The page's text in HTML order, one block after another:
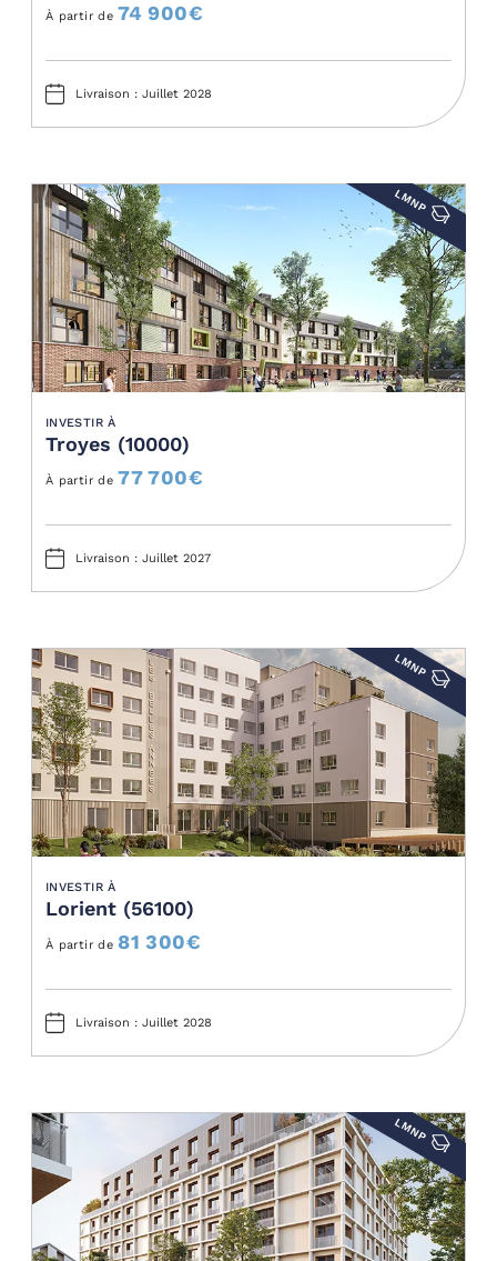
À partir de 74 900€
Livraison : Juillet 2028
LMNP
INVESTIR À
Troyes (10000)
À partir de 77 700€
Livraison : Juillet 2027
LMNP
INVESTIR À
Lorient (56100)
À partir de 81 300€
Livraison : Juillet 2028
LMNP